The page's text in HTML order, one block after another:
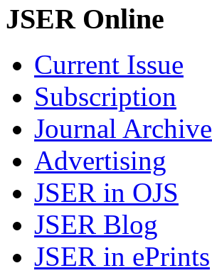
JSER Online
Current Issue
Subscription
Journal Archive
Advertising
JSER in OJS
JSER Blog
JSER in ePrints